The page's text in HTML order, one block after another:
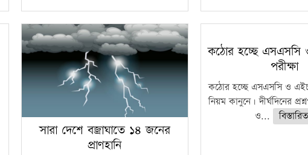
সারা দেশে বজ্রাঘাতে ১৪ জনের
প্রাণহানি
কঠোর হচ্ছে এসএসসি
পরীক্ষা
কঠোর হচ্ছে এসএসসি ও
নিয়ম কানুনে। দীর্ঘদিনের
ও...
বিস্তারিত